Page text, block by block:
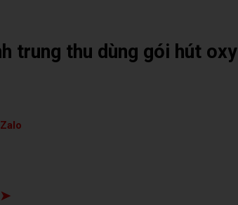
trung thu dùng gói hút oxy
➤